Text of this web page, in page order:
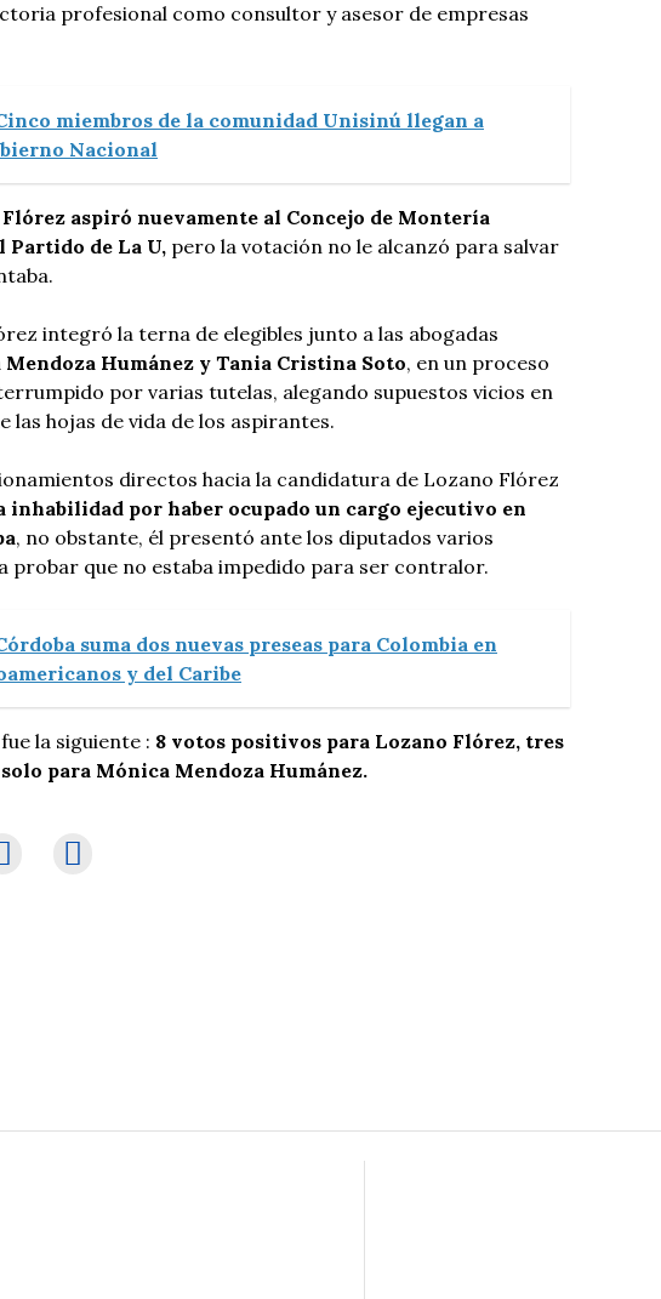
profesional como consultor y asesor de empresas
miembros de la comunidad Unisinú llegan a
Nacional
Flórez aspiró nuevamente al Concejo de Montería
Partido de La U, pero la votación no le alcanzó para salvar
integró la terna de elegibles junto a las abogadas
Humánez y Tania Cristina Soto, en un proceso
por varias tutelas, alegando supuestos vicios en
las hojas de vida de los aspirantes.
directos hacia la candidatura de Lozano Flórez
inhabilidad por haber ocupado un cargo ejecutivo en
, no obstante, él presentó ante los diputados varios
probar que no estaba impedido para ser contralor.
suma dos nuevas preseas para Colombia en
y del Caribe
la siguiente : 8 votos positivos para Lozano Flórez, tres
para Mónica Mendoza Humánez.